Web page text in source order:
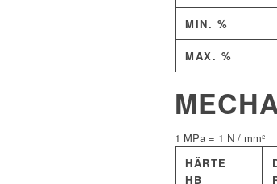
MIN. %
MAX. %
1 MPa = 1 N / mm²
HÄRTE
HB